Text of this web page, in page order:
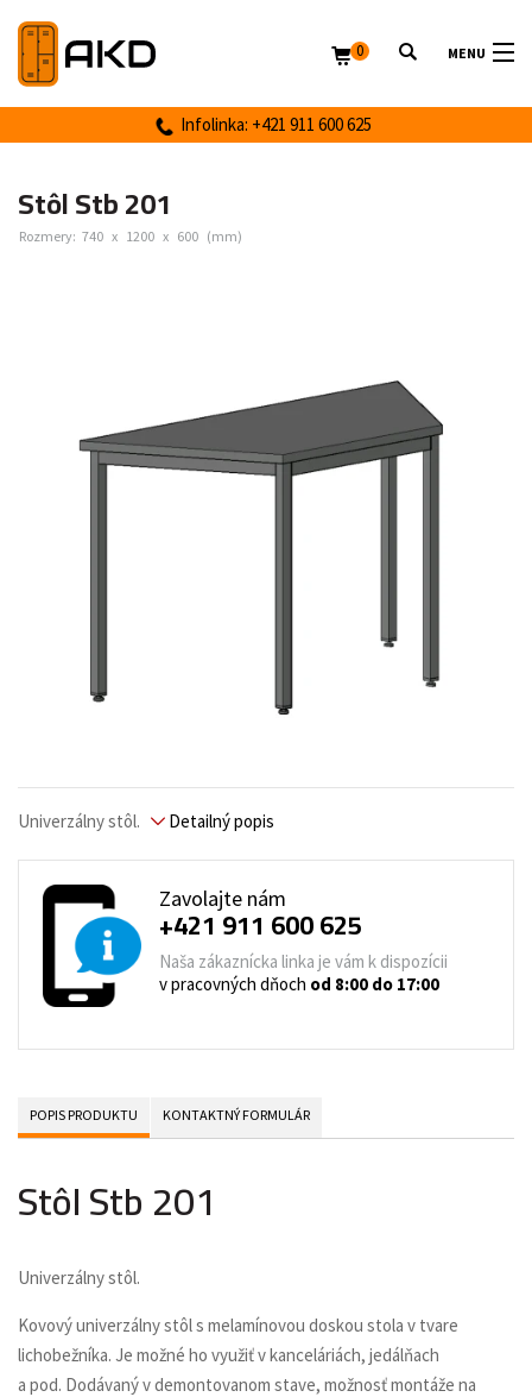
MENU
Infolinka: +421 911 600 625
0
Stôl Stb 201
Rozmery: 740 x 1200 x 600 (mm)
Univerzálny stôl. Detailný popis
Zavolajte nám
+421 911 600 625
Naša zákaznícka linka je vám k dispozícii
v pracovných dňoch od 8:00 do 17:00
POPIS PRODUKTU KONTAKTNÝ FORMULÁR
Stôl Stb 201
Univerzálny stôl.
Kovový univerzálny stôl s melamínovou doskou stola v tvare
lichobežníka. Je možné ho využiť v kanceláriách, jedálňach
a pod. Dodávaný v demontovanom stave, možnosť montáže na